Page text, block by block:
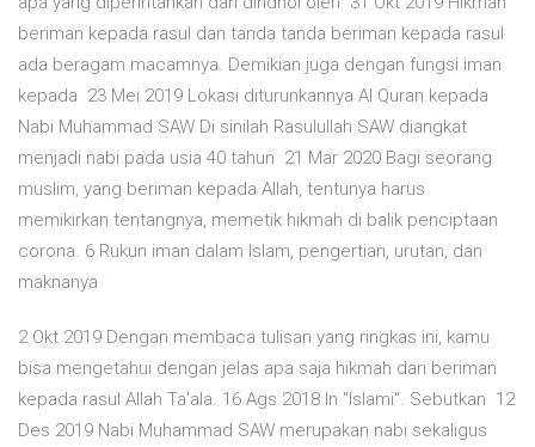
beriman kepada rasul dan tanda tanda beriman kepada rasul
ada beragam macamnya. Demikian juga dengan fungsi iman
kepada 23 Mei 2019 Lokasi diturunkannya Al Quran kepada
Nabi Muhammad SAW Di sinilah Rasulullah SAW diangkat
menjadi nabi pada usia 40 tahun 21 Mar 2020 Bagi seorang
muslim, yang beriman kepada Allah, tentunya harus
memikirkan tentangnya, memetik hikmah di balik penciptaan
corona. 6 Rukun iman dalam Islam, pengertian, urutan, dan
maknanya
2 Okt 2019 Dengan membaca tulisan yang ringkas ini, kamu
bisa mengetahui dengan jelas apa saja hikmah dari beriman
kepada rasul Allah Ta'ala. 16 Ags 2018 In "Islami". Sebutkan 12
Des 2019 Nabi Muhammad SAW merupakan nabi sekaligus